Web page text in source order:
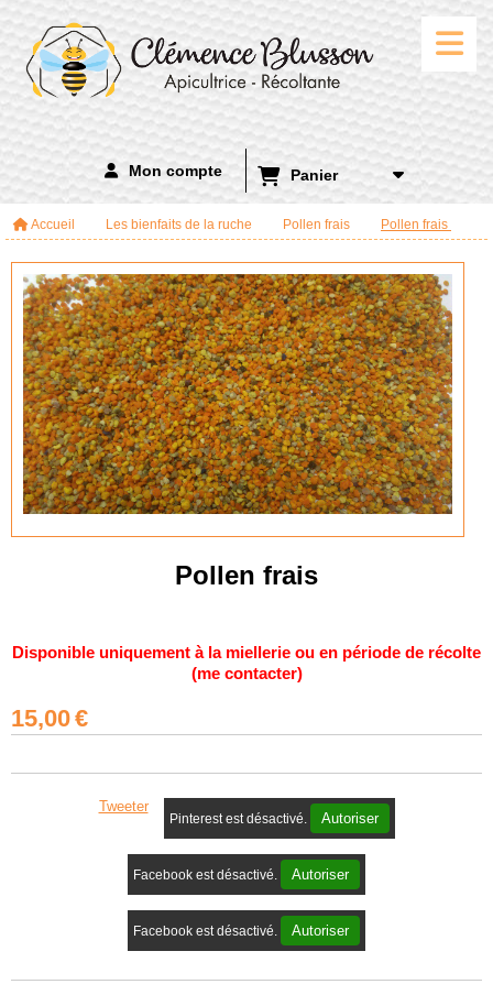
Mon compte Panier
Accueil Les bienfaits de la ruche Pollen frais Pollen frais
Pollen frais
15,00€
Disponible uniquement à la miellerie ou en période de récolte
(me contacter)
Tweeter
Pinterest est désactivé. Autoriser
Facebook est désactivé. Autoriser
Facebook est désactivé. Autoriser
Panneau de gestion des cookies